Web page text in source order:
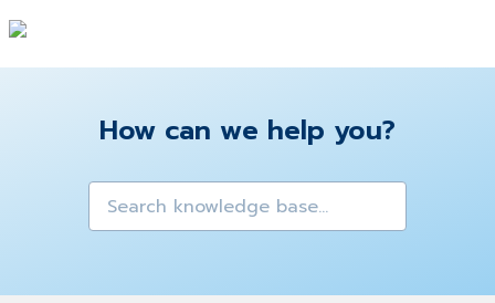
How can we help you?